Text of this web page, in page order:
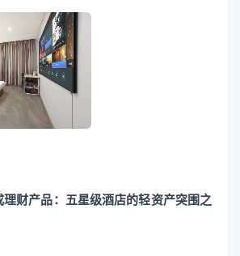
理财产品：五星级酒店的轻资产突围之